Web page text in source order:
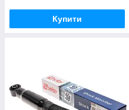
Купити